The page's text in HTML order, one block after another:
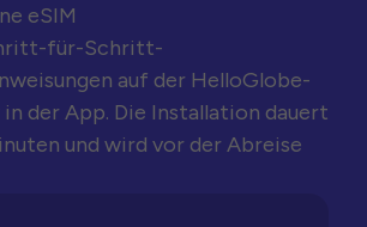
eSIM
für-Schritt-
auf der HelloGlobe-
der App. Die Installation dauert
und wird vor der Abreise